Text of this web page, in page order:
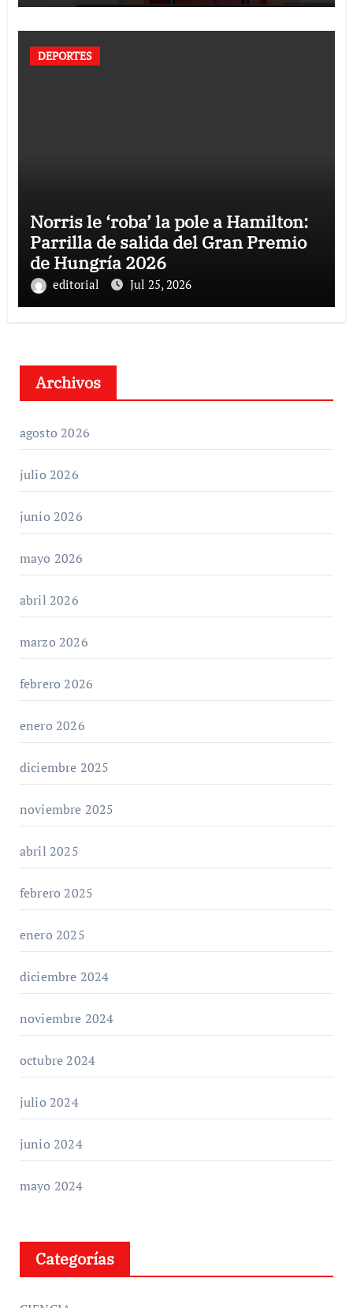
DEPORTES
Norris le ‘roba’ la pole a Hamilton:
Parrilla de salida del Gran Premio
de Hungría 2026
editorial Jul 25, 2026
Archivos
agosto 2026
julio 2026
junio 2026
mayo 2026
abril 2026
marzo 2026
febrero 2026
enero 2026
diciembre 2025
noviembre 2025
abril 2025
febrero 2025
enero 2025
diciembre 2024
noviembre 2024
octubre 2024
julio 2024
junio 2024
mayo 2024
Categorías